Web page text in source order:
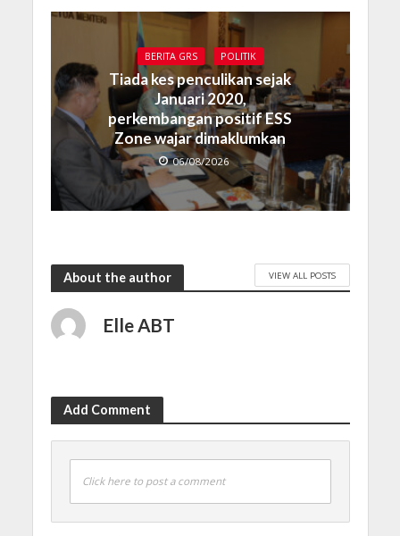
BERITA GRS POLITIK
Tiada kes penculikan sejak
Januari 2020,
perkembangan positif ESS
Zone wajar dimaklumkan
06/08/2026
About the author VIEW ALL POSTS
Elle ABT
Add Comment
Click here to post a comment